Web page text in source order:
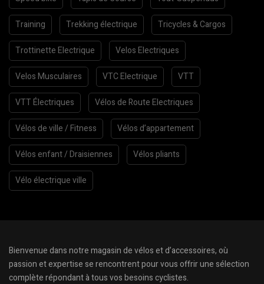
Training Trekking électrique Tricycles & Cargos
Trottinette Electrique Velos Electriques
Velos Musculaires VTC Electrique VTT
VTT Électriques Vélos de Route Electriques
Vélos de ville / Fitness Vélos d’appartement
Vélos enfant / Draisiennes Vélos pliants
Vélo électrique ville
Bienvenue dans notre magasin de vélos et d’accessoires, où
passion et expertise se rencontrent pour vous offrir une sélection
complète répondant à tous vos besoins cyclistes.